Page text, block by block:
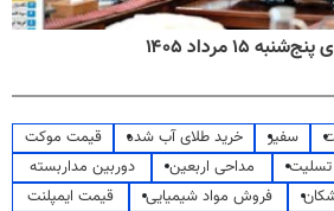
۱۵ مرداد ۱۴۰۵
سفیر خرید طلای آب شده
قیمت موکت
تسلیت مداحی اربعین
دوربین مداربسته
فروش مواد شیمیایی
قیمت ایمپلنت